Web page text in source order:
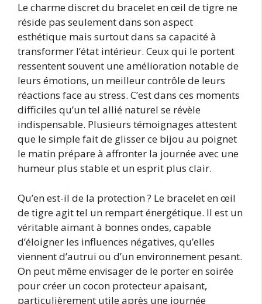
Le charme discret du bracelet en œil de tigre ne
réside pas seulement dans son aspect
esthétique mais surtout dans sa capacité à
transformer l’état intérieur. Ceux qui le portent
ressentent souvent une amélioration notable de
leurs émotions, un meilleur contrôle de leurs
réactions face au stress. C’est dans ces moments
difficiles qu’un tel allié naturel se révèle
indispensable. Plusieurs témoignages attestent
que le simple fait de glisser ce bijou au poignet
le matin prépare à affronter la journée avec une
humeur plus stable et un esprit plus clair.
Qu’en est-il de la protection ? Le bracelet en œil
de tigre agit tel un rempart énergétique. Il est un
véritable aimant à bonnes ondes, capable
d’éloigner les influences négatives, qu’elles
viennent d’autrui ou d’un environnement pesant.
On peut même envisager de le porter en soirée
pour créer un cocon protecteur apaisant,
particulièrement utile après une journée